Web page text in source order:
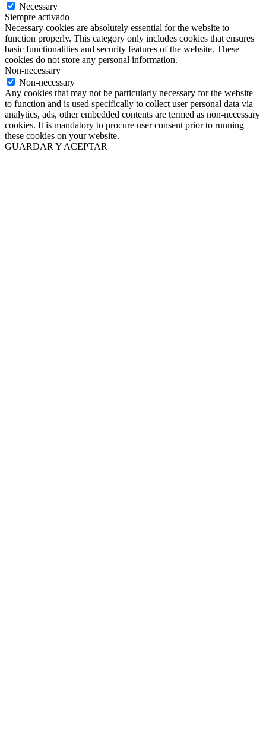
Necessary
Siempre activado
Necessary cookies are absolutely essential for the website to
function properly. This category only includes cookies that ensures
basic functionalities and security features of the website. These
cookies do not store any personal information.
Non-necessary
Non-necessary
Any cookies that may not be particularly necessary for the website
to function and is used specifically to collect user personal data via
analytics, ads, other embedded contents are termed as non-necessary
cookies. It is mandatory to procure user consent prior to running
these cookies on your website.
GUARDAR Y ACEPTAR